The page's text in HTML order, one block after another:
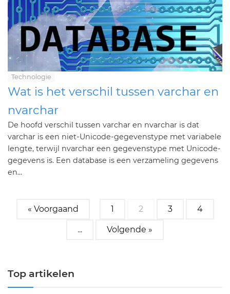
Technologie
Wat is het verschil tussen varchar en
nvarchar
De hoofd verschil tussen varchar en nvarchar is dat
varchar is een niet-Unicode-gegevenstype met variabele
lengte, terwijl nvarchar een gegevenstype met Unicode-
gegevens is. Een database is een verzameling gegevens
en...
« Voorgaand 1 2 3 4
... Volgende »
Top artikelen